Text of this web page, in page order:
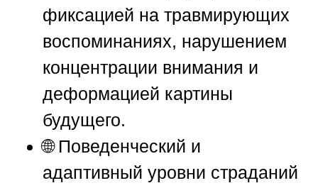
фиксацией на травмирующих
воспоминаниях, нарушением
концентрации внимания и
деформацией картины
будущего.
🌐 Поведенческий и
адаптивный уровни страданий